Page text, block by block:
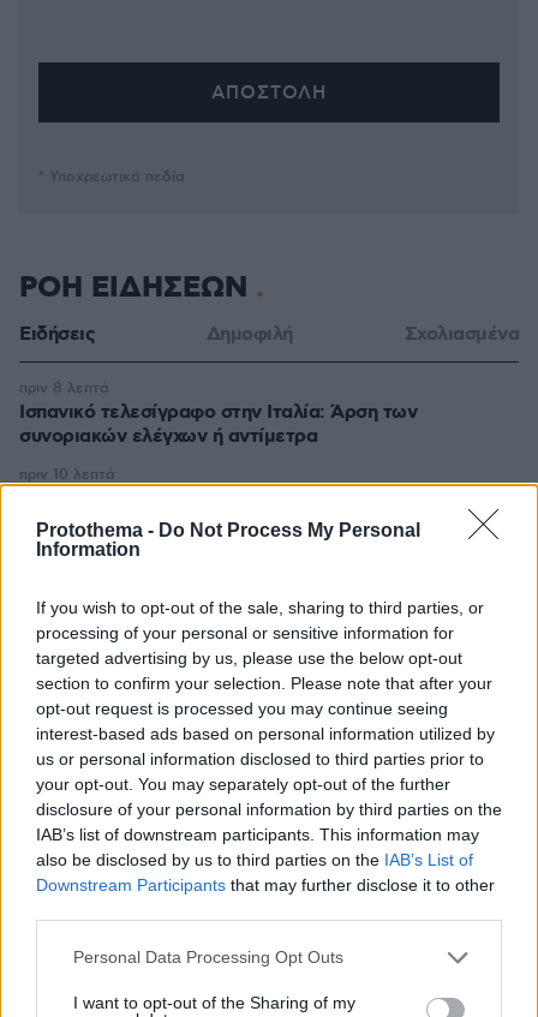
Protothema - Do Not Process My Personal
Information
If you wish to opt-out of the sale, sharing to third parties, or
processing of your personal or sensitive information for
targeted advertising by us, please use the below opt-out
section to confirm your selection. Please note that after your
opt-out request is processed you may continue seeing
interest-based ads based on personal information utilized by
us or personal information disclosed to third parties prior to
your opt-out. You may separately opt-out of the further
disclosure of your personal information by third parties on the
IAB’s list of downstream participants. This information may
also be disclosed by us to third parties on the IAB’s List of
Downstream Participants that may further disclose it to other
Please note that this website/app uses one or more Google
not limited to your visit or usage behaviour. You may click to
Personal Data Processing Opt Outs
I want to opt-out of the Sharing of my
* Υποχρεωτικά πεδία
ΡΟΗ ΕΙΔΗΣΕΩΝ
Ειδήσεις Δημοφιλή Σχολιασμένα
Ισπανικό τελεσίγραφο στην Ιταλία: Άρση των
συνοριακών ελέγχων ή αντίμετρα
πριν 8 λεπτά
της Μπαρτσελόνα, ύψους 45 εκατομμυρίων
πριν 10 λεπτά
έχουν βρει την αληθινή αγάπη
πριν 12 λεπτά
Στην Ακαδημία ποδοσφαίρου του Ολυμπιακού ο γιος
του Τζιοβάνι
πριν 14 λεπτά
Linktour ALUMI: Το πιο έξυπνο αυτοκίνητο της πόλης -
Δείτε το video
πριν 21 λεπτά
Τα νέα nepo babies που κάνουν απόβαση στο Hollywood
πριν 22 λεπτά
πριν 22 λεπτά
Η Ελένη Βουλγαράκη ξεσπά μετά τις φήμες χωρισμού